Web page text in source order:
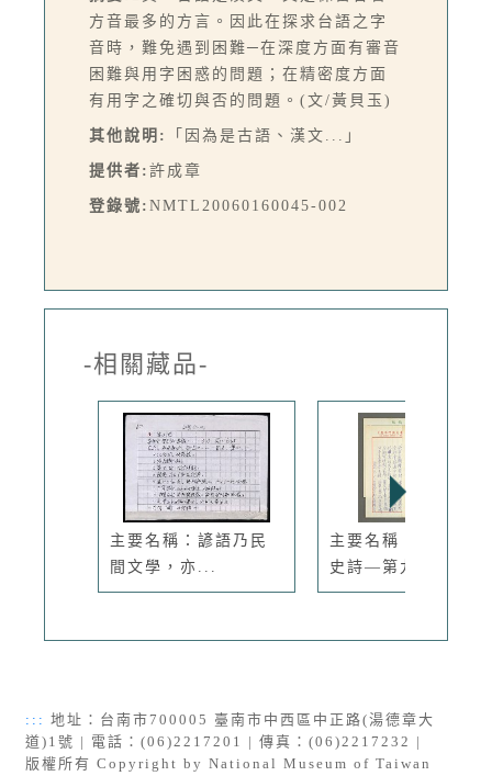
方音最多的方言。因此在探求台語之字
音時，難免遇到困難─在深度方面有審音
困難與用字困惑的問題；在精密度方面
有用字之確切與否的問題。(文/黃貝玉)
其他說明: 「因為是古語、漢文...」
提供者: 許成章
登錄號: NMTL20060160045-002
-相關藏品-
主要名稱：諺語乃民
間文學，亦...
主要名稱：台灣白話
史詩—第九首
::: 地址：台南市700005 臺南市中西區中正路(湯德章大
道)1號 | 電話：(06)2217201 | 傳真：(06)2217232 |
版權所有 Copyright by National Museum of Taiwan